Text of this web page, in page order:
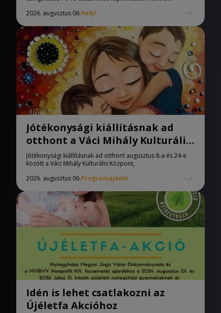
2026. augusztus 06.Helyi
Jótékonysági kiállításnak ad
otthont a Váci Mihály Kulturális
Központ
Jótékonysági kiállításnak ad otthont augusztus 8-a és 24-e
között a Váci Mihály Kulturális Központ,
2026. augusztus 06.Programajánló
Idén is lehet csatlakozni az
Újéletfa Akcióhoz